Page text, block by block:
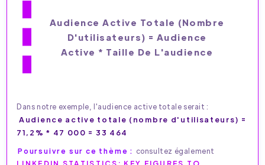
Audience Active Totale (nombre
D'utilisateurs) = Audience
Active * Taille De L'audience
Dans notre exemple, l'audience active totale serait :
Audience active totale (nombre d'utilisateurs) =
71,2% * 47 000 = 33 464
Poursuivre sur ce thème : consultez également